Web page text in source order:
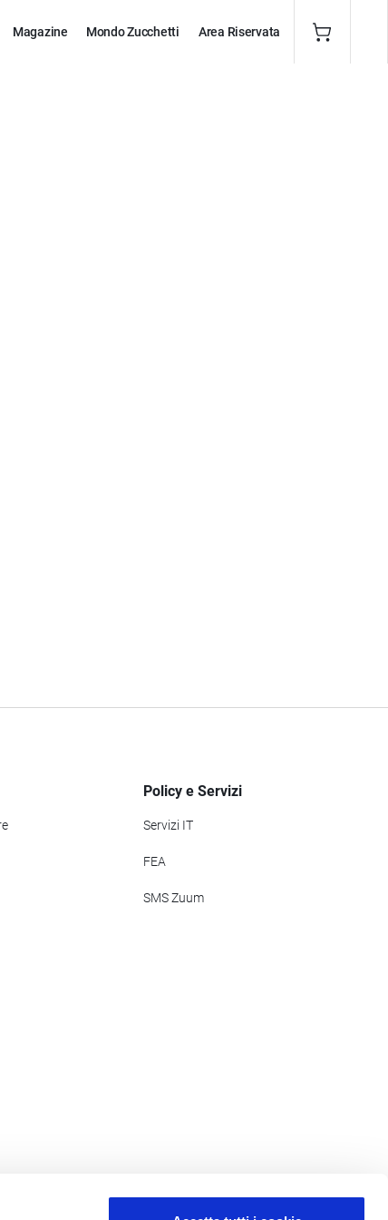
Magazine Mondo Zucchetti Area Riservata
Policy e Servizi
Servizi IT
FEA
SMS Zuum